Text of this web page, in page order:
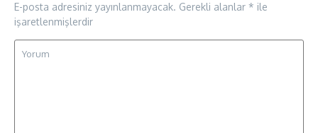
E-posta adresiniz yayınlanmayacak. Gerekli alanlar * ile
işaretlenmişlerdir